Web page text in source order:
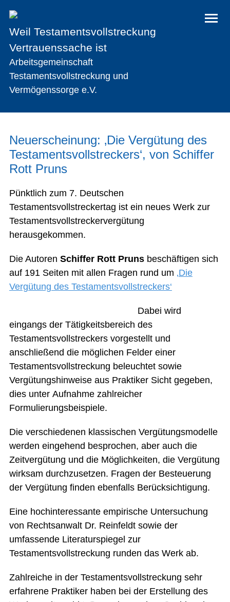
Weil Testamentsvollstreckung
Vertrauenssache ist
Arbeitsgemeinschaft
Testamentsvollstreckung und
Vermögenssorge e.V.
Neuerscheinung: ‚Die Vergütung des
Testamentsvollstreckers‘, von Schiffer
Rott Pruns
Pünktlich zum 7. Deutschen
Testamentsvollstreckertag ist ein neues Werk zur
Testamentsvollstreckervergütung
herausgekommen.
Die Autoren Schiffer Rott Prunsbeschäftigen sich
auf 191 Seiten mit allen Fragen rund um ‚Die
Vergütung des Testamentsvollstreckers‘
Dabei wird
eingangs der Tätigkeitsbereich des
Testamentsvollstreckers vorgestellt und
anschließend die möglichen Felder einer
Testamentsvollstreckung beleuchtet sowie
Vergütungshinweise aus Praktiker Sicht gegeben,
dies unter Aufnahme zahlreicher
Formulierungsbeispiele.
Die verschiedenen klassischen Vergütungsmodelle
werden eingehend besprochen, aber auch die
Zeitvergütung und die Möglichkeiten, die Vergütung
wirksam durchzusetzen. Fragen der Besteuerung
der Vergütung finden ebenfalls Berücksichtigung.
Eine hochinteressante empirische Untersuchung
von Rechtsanwalt Dr. Reinfeldt sowie der
umfassende Literaturspiegel zur
Testamentsvollstreckung runden das Werk ab.
Zahlreiche in der Testamentsvollstreckung sehr
erfahrene Praktiker haben bei der Erstellung des